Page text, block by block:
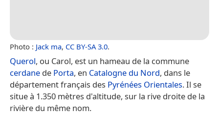
Photo : Jack ma, CC BY-SA 3.0.
Querol, ou Carol, est un hameau de la commune
cerdane de Porta, en Catalogne du Nord, dans le
département français des Pyrénées Orientales. Il se
situe à 1.350 mètres d'altitude, sur la rive droite de la
rivière du même nom.